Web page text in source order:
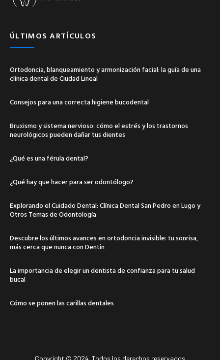
ÚLTIMOS ARTÍCULOS
Ortodoncia, blanqueamiento y armonización facial: la guía de una
clínica dental de Ciudad Lineal
Consejos para una correcta higiene bucodental
Bruxismo y sistema nervioso: cómo el estrés y los trastornos
neurológicos pueden dañar tus dientes
¿Qué es una férula dental?
¿Qué hay que hacer para ser odontólogo?
Explorando el Cuidado Dental: Clínica Dental San Pedro en Lugo y
Otros Temas de Odontología
Descubre los últimos avances en ortodoncia invisible: tu sonrisa,
más cerca que nunca con Dentin
La importancia de elegir un dentista de confianza para tu salud
bucal
Cómo se ponen las carillas dentales
Copyright © 2024. Todos los derechos reservados